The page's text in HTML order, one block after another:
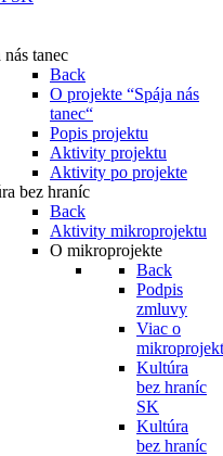
nás tanec
Back
O projekte “Spája nás
tanec“
Popis projektu
Aktivity projektu
Aktivity po projekte
bez hraníc
Back
Aktivity mikroprojektu
O mikroprojekte
Back
Podpis
zmluvy
Viac o
Kultúra
bez hraníc
SK
Kultúra
bez hraníc